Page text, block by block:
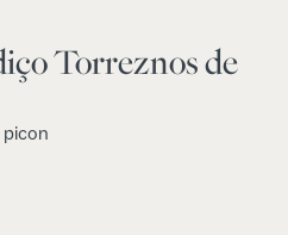
Torreznos de